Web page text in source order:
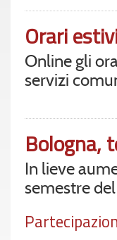
Orari
Online gli
servizi
Bologna,
In lieve
semestre